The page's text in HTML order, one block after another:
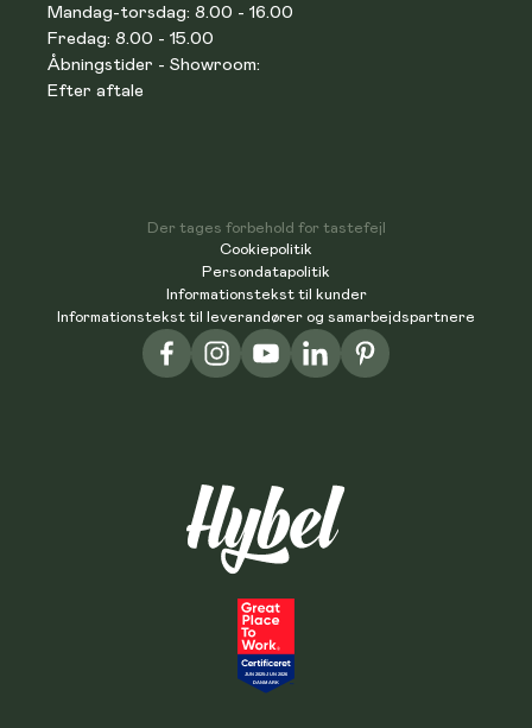
Mandag-torsdag: 8.00 - 16.00
Fredag: 8.00 - 15.00
Åbningstider - Showroom:
Efter aftale
Cookiepolitik
Persondatapolitik
Informationstekst til kunder
Informationstekst til leverandører og samarbejdspartnere
Der tages forbehold for tastefejl